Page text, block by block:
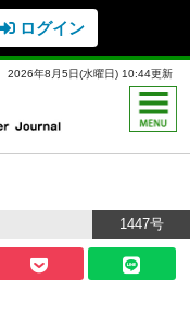
ログイン
2026年8月5日(水曜日) 10:44更新
1447号